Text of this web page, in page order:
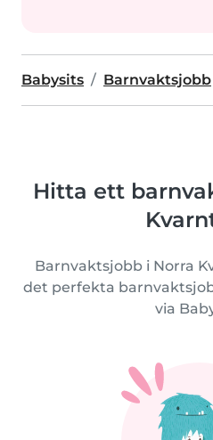
Babysits Barnvaktsjobb
Hitta ett
Barnvaktsjobb i Norra
det perfekta
via